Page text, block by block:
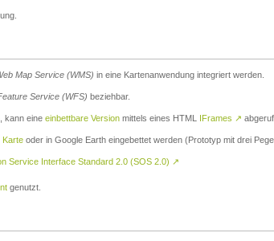
Map Service (WMS) in eine Kartenanwendung integriert werden.
Service (WFS) beziehbar.
kann eine einbettbare Version mittels eines HTML IFrames ↗
Karte oder in Google Earth eingebettet werden (Prototyp mit drei
Service Interface Standard 2.0 (SOS 2.0) ↗
genutzt.